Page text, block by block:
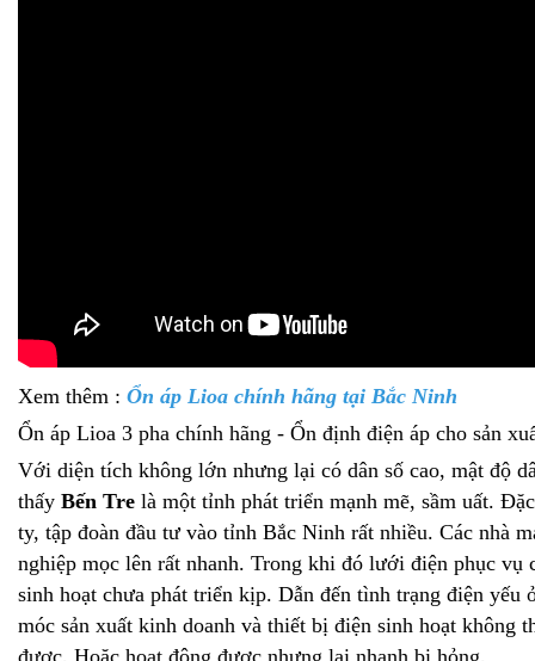
Xem thêm : Ổn áp Lioa chính hãng tại Bắc Ninh
Ổn áp Lioa 3 pha chính hãng - Ổn định điện áp cho sản
Với diện tích không lớn nhưng lại có dân số cao, mật độ
thấy Bến Tre là một tỉnh phát triển mạnh mẽ, sầm uất.
ty, tập đoàn đầu tư vào tỉnh Bắc Ninh rất nhiều. Các nhà
nghiệp mọc lên rất nhanh. Trong khi đó lưới điện phục vụ
sinh hoạt chưa phát triển kịp. Dẫn đến tình trạng điện yếu
móc sản xuất kinh doanh và thiết bị điện sinh hoạt không
được. Hoặc hoạt động được nhưng lại nhanh bị hỏng.